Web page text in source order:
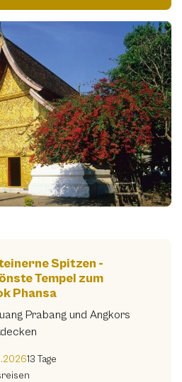
Spitzen -
Tempel zum
Phansa
Prabang und Angkors
13 Tage